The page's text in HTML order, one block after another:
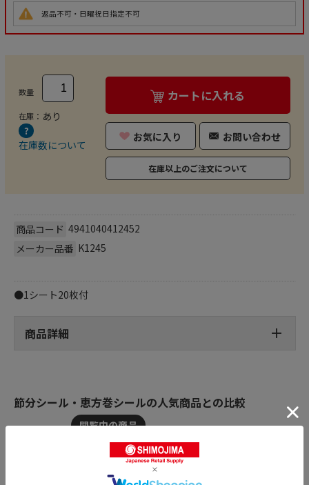
返品不可・日曜祝日指定不可
数量
在庫： あり
在庫数について
カートに入れる
お気に入り お問い合わせ
在庫以上のご注文について
商品コード 4941040412452
メーカー品番 K1245
●1シート20枚付
商品詳細
節分シール・恵方巻シールの人気商品との比較